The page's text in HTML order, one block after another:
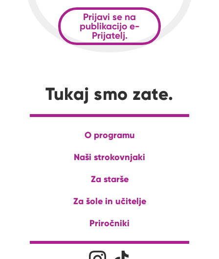
Prijavi se na
publikacijo e-
Prijatelj.
Tukaj smo zate.
O programu
Naši strokovnjaki
Za starše
Za šole in učitelje
Priročniki
Družabna omrežjaNa naš Instagram profil